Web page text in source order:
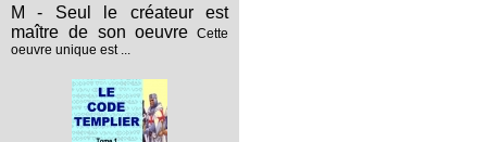
M - Seul le créateur est
maître de son oeuvre Cette
oeuvre unique est ...